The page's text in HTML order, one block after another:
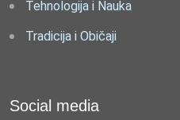
Tehnologija i Nauka
Tradicija i Običaji
Social media